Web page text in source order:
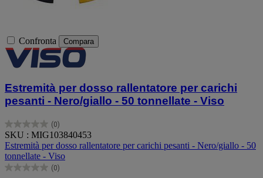
Confronta Compara
Estremità per dosso rallentatore per carichi
pesanti - Nero/giallo - 50 tonnellate - Viso
(0)
0.0
su
5
stelle.
SKU : MIG103840453
Estremità per dosso rallentatore per carichi pesanti - Nero/giallo - 50
tonnellate - Viso
(0)
0.0